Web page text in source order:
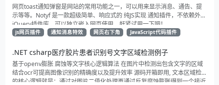
网页toast通知弹窗是网站的常用功能之一，可以用来显示消息、通告、提
示等等。Notyf 是一款超级简单、响应式的 纯JS实现 通知插件，不依赖外部
jQuery插件库，可以独立嵌入网页使用。赶紧试用一下吧！
js网页插件 通知消息特效 网页右下角 JavaScript代码插件
.NET csharp医疗胶片患者识别号文字区域检测例子
基于openv膨胀 腐蚀等文字核心逻辑算法 在图片中检测出包含文字的区域
结合ocr可提高图像识别的精确度以及提升效率 源码开箱即用, 文本区域检测
的核心逻辑就是：通过对图片二值化处理再通过反复腐蚀膨胀得到一个接近